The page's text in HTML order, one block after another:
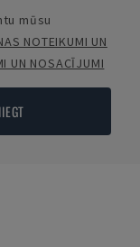
mūsu
NOTEIKUMI UN
UN NOSACĪJUMI